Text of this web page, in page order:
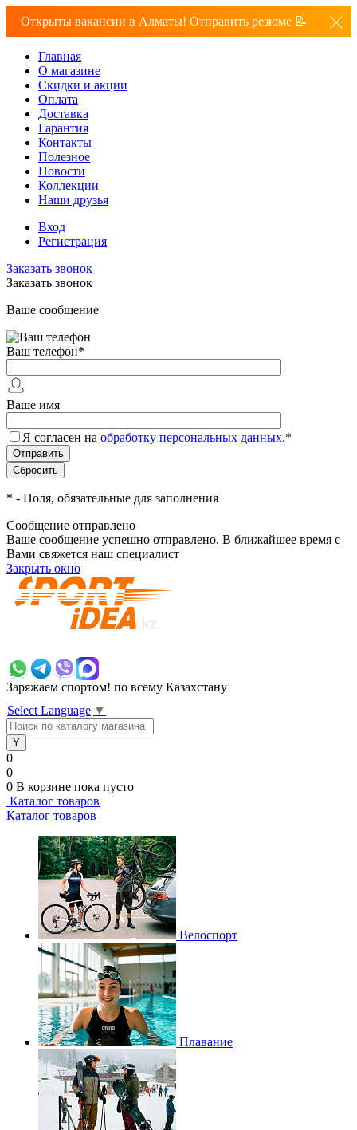
Открыты вакансии в Алматы! Отправить резюме 📝
Главная
О магазине
Скидки и акции
Оплата
Доставка
Гарантия
Контакты
Полезное
Новости
Коллекции
Наши друзья
Вход
Регистрация
Заказать звонок
Заказать звонок
Ваше сообщение
Ваш телефон*
Ваше имя
Я согласен на обработку персональных данных.*
* - Поля, обязательные для заполнения
Сообщение отправлено
Ваше сообщение успешно отправлено. В ближайшее время с
Вами свяжется наш специалист
Закрыть окно
Заряжаем спортом! по всему Казахстану
Select Language ▼
0
0
0 В корзине пока пусто
Каталог товаров
Каталог товаров
Велоспорт
Плавание